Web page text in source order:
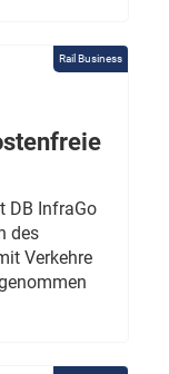
Rail Business
DB InfraGo
des
Verkehre